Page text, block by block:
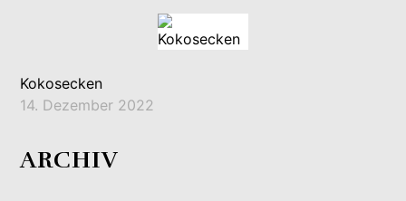
Kokosecken
14. Dezember 2022
ARCHIV